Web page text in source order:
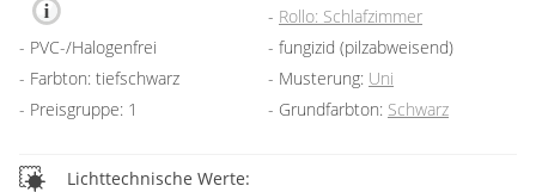
Rollo: Schlafzimmer
PVC-/Halogenfrei
fungizid (pilzabweisend)
Farbton: tiefschwarz
Musterung: Uni
Preisgruppe: 1
Grundfarbton: Schwarz
Lichttechnische Werte: